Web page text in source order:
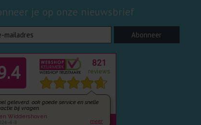
je op onze nieuwsbrief
Abonneer